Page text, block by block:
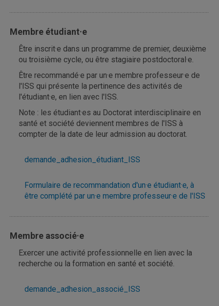
Membre étudiant·e
Être inscrit·e dans un programme de premier, deuxième
ou troisième cycle, ou être stagiaire postdoctoral·e.
Être recommandé·e par un·e membre professeur·e de
l'ISS qui présente la pertinence des activités de
l'étudiant·e, en lien avec l'ISS.
Note : les étudiant·es au Doctorat interdisciplinaire en
santé et société deviennent membres de l'ISS à
compter de la date de leur admission au doctorat.
demande_adhesion_étudiant_ISS
Formulaire de recommandation d'un·e étudiant·e, à
être complété par un·e membre professeur·e de l'ISS
Membre associé·e
Exercer une activité professionnelle en lien avec la
recherche ou la formation en santé et société.
demande_adhesion_associé_ISS